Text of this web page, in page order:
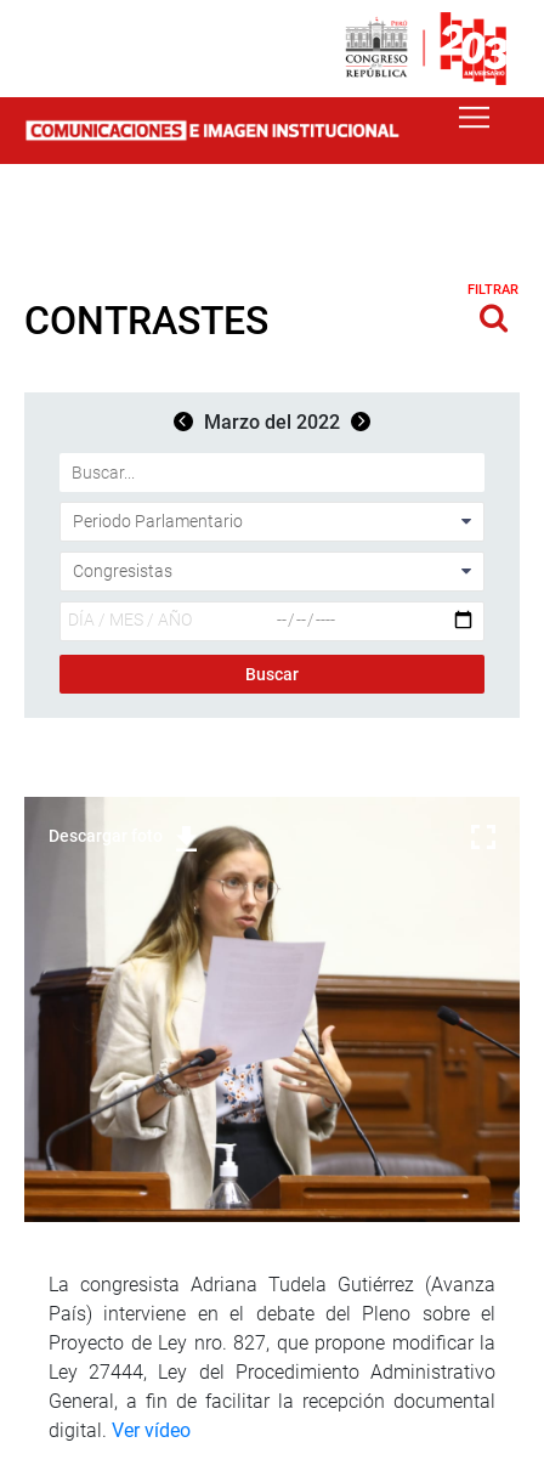
CONTRASTES
FILTRAR
Marzo del 2022
Descargar foto
La congresista Adriana Tudela Gutiérrez (Avanza
País) interviene en el debate del Pleno sobre el
Proyecto de Ley nro. 827, que propone modificar la
Ley 27444, Ley del Procedimiento Administrativo
General, a fin de facilitar la recepción documental
digital. Ver vídeo